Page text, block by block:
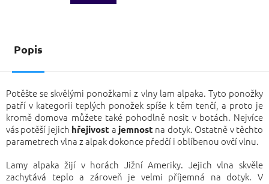
Popis
Potěšte se skvělými ponožkami z vlny lam alpaka. Tyto ponožky
patří v kategorii teplých ponožek spíše k těm tenčí, a proto je
kromě domova můžete také pohodlně nosit v botách. Nejvíce
vás potěší jejich hřejivost ajemnost na dotyk. Ostatně v těchto
parametrech vlna z alpak dokonce předčí i oblíbenou ovčí vlnu.
Lamy alpaka žijí v horách Jižní Ameriky. Jejich vlna skvěle
zachytává teplo a zároveň je velmi příjemná na dotyk. V